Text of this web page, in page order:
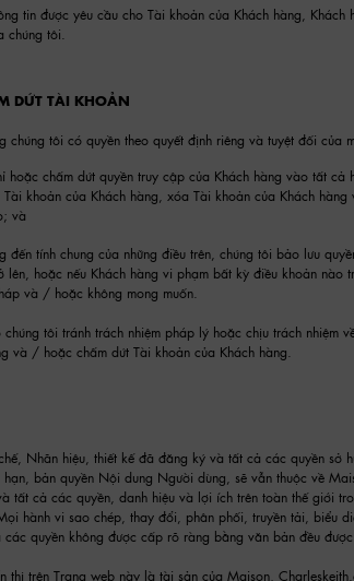
tin được yêu cầu cho Tài khoản của Khách hàng,
chúng tôi.
DỨT TÀI KHOẢN
chúng tôi có quyền theo quyết định riêng và tuyệt đối của
hoặc chấm dứt quyền truy cập của Khách hàng vào tất
Tài khoản của Khách hàng, xóa Tài khoản của Khách
và
đến tính chung của những điều trên, chúng tôi bảo lưu
lên, hoặc nếu Khách hàng vi phạm bất kỳ điều khoản
và / hoặc không mong muốn.
tôi tránh trách nhiệm pháp lý hoặc chịu trách
và / hoặc chấm dứt Tài khoản của Khách hàng.
Nhãn hiệu, thiết kế đã đăng ký và tất cả các quyền
bản quyền Nội dung Người dùng, sẽ vẫn thuộc về
tất cả các quyền, danh hiệu và lợi ích trên toàn thế giới
hành vi sao chép, thay đổi, phân phối, truyền tải, biểu
quyền không được cấp rõ ràng bằng văn bản đều
thị trên Trang web này là tài sản của Maison,